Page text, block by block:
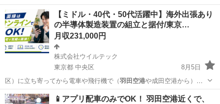
【ミドル・40代・50代活躍中】海外出張あり
の半導体製造装置の組立と据付/東京…
月収231,000円
株式会社ウイルテック
東京都 中央区
8月5日
区）に立ち寄ってから電車や飛行機で（羽田空港や成田空港から）赴
任先へ☆ 出張から…
東京 中央区 その他 未経験
📱アプリ配車のみでOK！ 羽田空港近くで、